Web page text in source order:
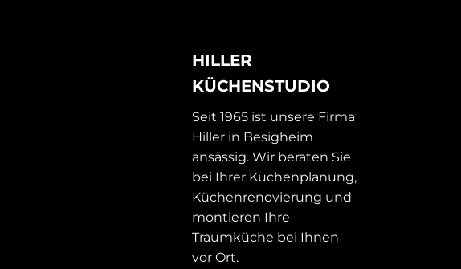
HILLER
KÜCHENSTUDIO
Seit 1965 ist unsere Firma
Hiller in Besigheim
ansässig. Wir beraten Sie
bei Ihrer Küchenplanung,
Küchenrenovierung und
montieren Ihre
Traumküche bei Ihnen
vor Ort.